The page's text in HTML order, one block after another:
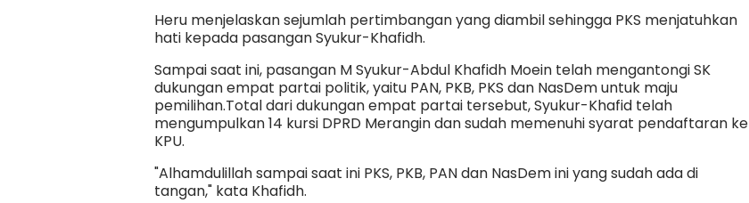
Heru menjelaskan sejumlah pertimbangan yang diambil sehingga PKS menjatuhkan
hati kepada pasangan Syukur-Khafidh.
Sampai saat ini, pasangan M Syukur-Abdul Khafidh Moein telah mengantongi SK
dukungan empat partai politik, yaitu PAN, PKB, PKS dan NasDem untuk maju
pemilihan.Total dari dukungan empat partai tersebut, Syukur-Khafid telah
mengumpulkan 14 kursi DPRD Merangin dan sudah memenuhi syarat pendaftaran ke
KPU.
"Alhamdulillah sampai saat ini PKS, PKB, PAN dan NasDem ini yang sudah ada di
tangan," kata Khafidh.